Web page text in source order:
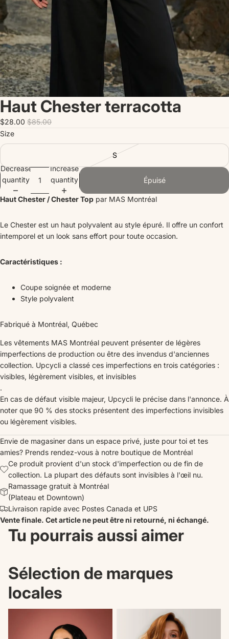
Haut Chester terracotta
$28.00 $85.00
Size
S
Decrease
quantity
Increase
quantity
Épuisé
Haut Chester / Chester Top par MAS Montréal
Le Chester est un haut polyvalent au style épuré. Il offre un confort
intemporel et un look sans effort pour toute occasion.
Caractéristiques :
Coupe soignée et moderne
Style polyvalent
Fabriqué à Montréal, Québec
Les vêtements MAS Montréal peuvent présenter de légères
imperfections de production ou être des invendus d'anciennes
collection. Upcycli a classé ces imperfections en trois catégories :
visibles, légèrement visibles, et invisibles
.
En cas de défaut visible majeur, Upcycli le précise dans l'annonce. À
noter que 90 % des stocks présentent des imperfections invisibles
ou légèrement visibles.
Envie de magasiner dans un espace privé, juste pour toi et tes
amies? Prends rendez-vous à notre boutique de Montréal
Ce produit provient d'un stock d'imperfection ou de fin de
collection. La plupart des défauts sont invisibles à l'œil nu.
Ramassage gratuit à Montréal
(Plateau et Downtown)
Livraison rapide avec Postes Canada et UPS
Vente finale. Cet article ne peut être ni retourné, ni échangé.
Tu pourrais aussi aimer
Sélection de marques
locales
Il n'en reste plus qu'un!